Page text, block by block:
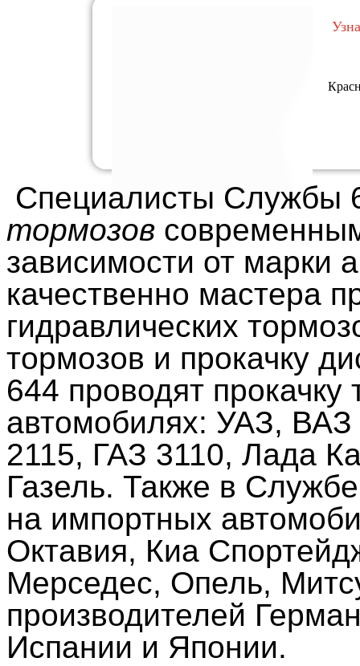
Специалисты Службы
тормозов
зависимости от марки
качественно мастера
гидравлических
тормозов и прокачку
644 проводят
автомобилях: УАЗ, ВАЗ
2115, ГАЗ 3110, Лада
Газель. Также в
на импортных
Октавия, Киа
Мерседес, Опель,
производителей
Испании и Японии.